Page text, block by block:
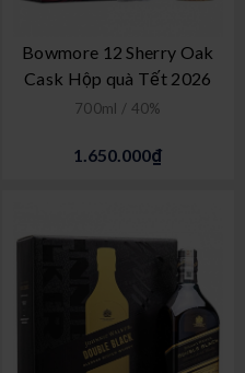
Bowmore 12 Sherry Oak
Cask Hộp quà Tết 2026
700ml / 40%
1.650.000₫